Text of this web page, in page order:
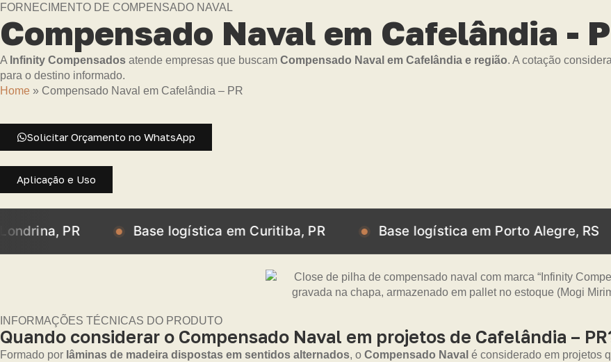
FORNECIMENTO DE COMPENSADO NAVAL
Compensado Naval em Cafelândia -
A Infinity Compensados atende empresas que buscam Compensado Naval em Cafelândia e região. A cotação
para o destino informado.
Home » Compensado Naval em Cafelândia – PR
Solicitar Orçamento no WhatsApp
Aplicação e Uso
Base logística em Curitiba, PR Base logística em Porto Alegre, RS
INFORMAÇÕES TÉCNICAS DO PRODUTO
Quando considerar o Compensado Naval em projetos de Cafelândia –
Formado por lâminas de madeira dispostas em sentidos alternados, o Compensado Naval é considerado em projetos